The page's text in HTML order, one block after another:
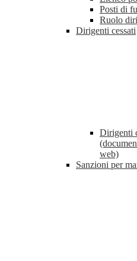
Posti di
Ruolo
Dirigenti cessati
Dirigenti
web)
Sanzioni per